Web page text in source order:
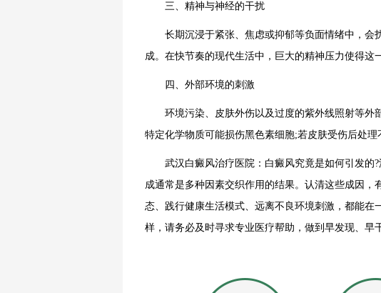
三、精神与神经的干扰
长期沉浸于紧张、焦虑或抑郁等负面情绪中，会
成。在快节奏的现代生活中，巨大的精神压力使得这
四、外部环境的刺激
环境污染、皮肤外伤以及过度的紫外线照射等外
特定化学物质可能损伤黑色素细胞;若皮肤受伤后处理
武汉白癜风治疗医院：白癜风究竟是如何引发的?
成通常是多种因素交织作用的结果。认清这些成因
态、践行健康生活模式、远离不良环境刺激，都能
样，请务必及时寻求专业医疗帮助，做到早发现、早